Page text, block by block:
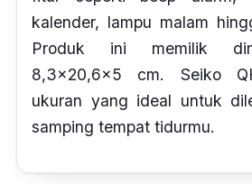
kalender, lampu malam
Produk ini memilik
8,3x20,6x5 cm. Seiko
ukuran yang ideal untuk
samping tempat tidurmu.